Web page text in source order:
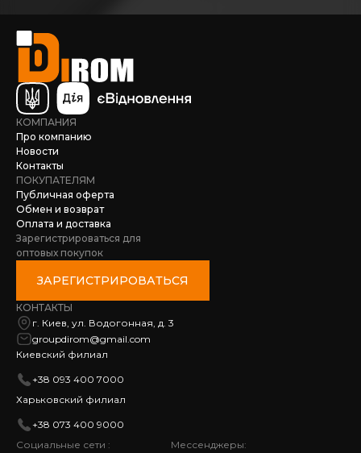
КОМПАНИЯ
Про компанию
Новости
Контакты
ПОКУПАТЕЛЯМ
Публичная оферта
Обмен и возврат
Оплата и доставка
Зарегистрироваться для
оптовых покупок
ЗАРЕГИСТРИРОВАТЬСЯ
КОНТАКТЫ
г. Киев, ул. Водогонная, д. 3
groupdirom@gmail.com
Киевский филиал
+38 093 400 7000
Харьковский филиал
+38 073 400 9000
Социальные сети :
Мессенджеры: